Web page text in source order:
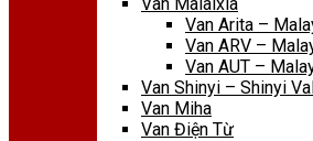
Van Arita –
Van ARV –
Van AUT –
Van Shinyi – Shinyi
Van Miha
Van Điện Từ